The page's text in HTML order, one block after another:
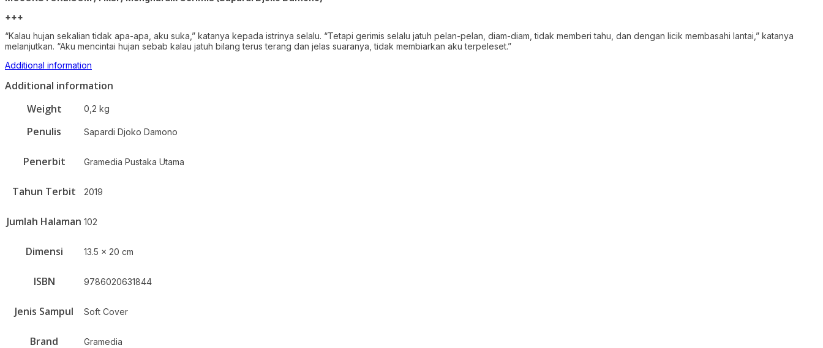
+++
“Kalau hujan sekalian tidak apa-apa, aku suka,” katanya kepada istrinya selalu. “Tetapi gerimis selalu jatuh pelan-pelan, diam-diam, tidak memberi tahu, dan dengan licik membasahi lantai,” katanya
melanjutkan. “Aku mencintai hujan sebab kalau jatuh bilang terus terang dan jelas suaranya, tidak membiarkan aku terpeleset.”
Additional information
Additional information
Weight
0,2 kg
Penulis Sapardi Djoko Damono
Penerbit Gramedia Pustaka Utama
Tahun Terbit 2019
Jumlah Halaman 102
Dimensi 13.5 x 20 cm
ISBN 9786020631844
Jenis Sampul Soft Cover
Brand
Gramedia